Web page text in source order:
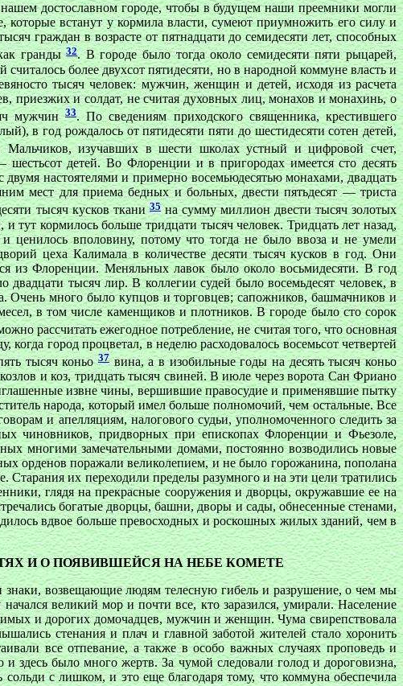
достославном городе, чтобы в будущем наши преемники могли
которые встанут у кормила власти, сумеют приумножить его силу и
граждан в возрасте от пятнадцати до семидесяти лет, способных
гранды32. В городе было тогда около семидесяти пяти рыцарей,
более двухсот пятидесяти, но в народной коммуне власть и
тысяч человек: мужчин, женщин и детей, исходя из расчета
приезжих и солдат, не считая духовных лиц, монахов и монахинь, о
мужчин33. По сведениям приходского священника, крестившего
в год рождалось от пятидесяти пяти до шестидесяти сотен детей,
Мальчиков, изучавших в шести школах устный и цифровой счет,
детей. Во Флоренции и в пригородах имеется сто десять
настоятелями и примерно восемьюдесятью монахами, двадцать
мест для приема бедных и больных, двести пятьдесят — триста
тысяч кусков ткани35на сумму миллион двести тысяч золотых
тут кормилось больше тридцати тысяч человек. Тридцать лет назад,
ценилось вполовину, потому что тогда не было ввоза и не умели
цеха Калимала в количестве десяти тысяч кусков в год. Они
из Флоренции. Меняльных лавок было около восьмидесяти. В год
тысяч лир. В коллегии судей было восемьдесят человек, в
Очень много было купцов и торговцев; сапожников, башмачников и
в том числе каменщиков и плотников. В городе было сто сорок
рассчитать ежегодное потребление, не считая того, что основная
город процветал, в неделю расходовалось восемьсот четвертей
тысяч коньо37вина, а в изобильные годы на десять тысяч коньо
и коз, тридцать тысяч свиней. В июле через ворота Сан Фриано
извне чины, вершившие правосудие и применявшие пытку
народа, который имел больше полномочий, чем остальные. Все
и апелляциям, налогового судьи, уполномоченного следить за
чиновников, придворных при епископах Флоренции и Фьезоле,
многими замечательными домами, постоянно возводились новые
орденов поражали великолепием, и не было горожанина, пополана
их переходили пределы разумного и на эти цели тратились
глядя на прекрасные сооружения и дворцы, окружавшие ее на
богатые дворцы, башни, дворы и сады, обнесенные стенами,
вдвое больше превосходных и роскошных жилых зданий, чем в
И О ПОЯВИВШЕЙСЯ НА НЕБЕ КОМЕТЕ
знаки, возвещающие людям телесную гибель и разрушение, о чем мы
великий мор и почти все, кто заразился, умирали. Население
и дорогих домочадцев, мужчин и женщин. Чума свирепствовала
стенания и плач и главной заботой жителей стало хоронить
все отпевание, а также в особо важных случаях проповедь и
здесь было много жертв. За чумой следовали голод и дороговизна,
с лишком, и это еще благодаря тому, что коммуна обеспечила